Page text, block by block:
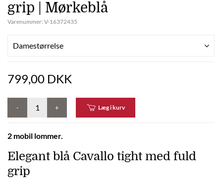
grip | Mørkeblå
Varenummer: V-16372435
Damestørrelse
799,00 DKK
- + Læg i kurv
2 mobil lommer.
Elegant blå Cavallo tight med fuld
grip